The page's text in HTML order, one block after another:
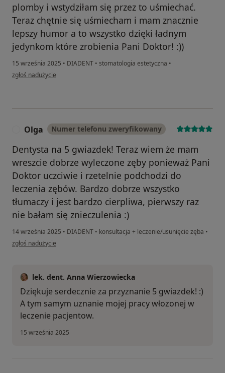
plomby i wstydziłam się przez to uśmiechać.
Teraz chętnie się uśmiecham i mam znacznie
lepszy humor a to wszystko dzięki ładnym
jedynkom które zrobienia Pani Doktor! :))
15 września 2025 • DIADENT • stomatologia estetyczna •
w opinii użytkownika DD
zgłoś nadużycie
Olga Numer telefonu zweryfikowany
Dentysta na 5 gwiazdek! Teraz wiem że mam
wreszcie dobrze wyleczone zęby ponieważ Pani
Doktor uczciwie i rzetelnie podchodzi do
leczenia zębów. Bardzo dobrze wszystko
tłumaczy i jest bardzo cierpliwa, pierwszy raz
nie bałam się znieczulenia :)
14 września 2025 • DIADENT • konsultacja + leczenie/usunięcie zęba •
w opinii użytkownika Olga
zgłoś nadużycie
lek. dent. Anna Wierzowiecka
Dziękuje serdecznie za przyznanie 5 gwiazdek! :)
A tym samym uznanie mojej pracy włozonej w
leczenie pacjentow.
15 września 2025